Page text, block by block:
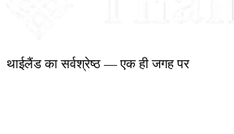
थाईलैंड का सर्वश्रेष्ठ — एक ही जगह पर